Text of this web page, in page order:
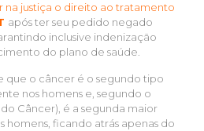
justiça o direito ao tratamento
após ter seu pedido negado
inclusive indenização
do plano de saúde.
que o câncer é o segundo tipo
nos homens e, segundo o
Câncer), é a segunda maior
homens, ficando atrás apenas do